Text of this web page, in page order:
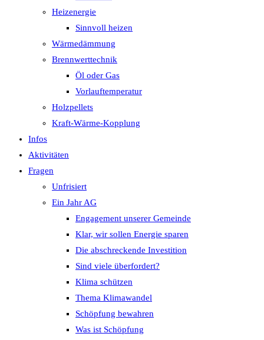
Heizenergie
Sinnvoll heizen
Wärmedämmung
Brennwerttechnik
Öl oder Gas
Vorlauftemperatur
Holzpellets
Kraft-Wärme-Kopplung
Infos
Aktivitäten
Fragen
Unfrisiert
Ein Jahr AG
Engagement unserer Gemeinde
Klar, wir sollen Energie sparen
Die abschreckende Investition
Sind viele überfordert?
Klima schützen
Thema Klimawandel
Schöpfung bewahren
Was ist Schöpfung